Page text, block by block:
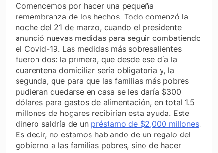
Comencemos por hacer una pequeña
remembranza de los hechos. Todo comenzó la
noche del 21 de marzo, cuando el presidente
anunció nuevas medidas para seguir combatiendo
el Covid-19. Las medidas más sobresalientes
fueron dos: la primera, que desde ese día la
cuarentena domiciliar sería obligatoria y, la
segunda, que para que las familias más pobres
pudieran quedarse en casa se les daría $300
dólares para gastos de alimentación, en total 1.5
millones de hogares recibirían esta ayuda. Este
dinero saldría de un préstamo de $2,000 millones.
Es decir, no estamos hablando de un regalo del
gobierno a las familias pobres, sino de hacer